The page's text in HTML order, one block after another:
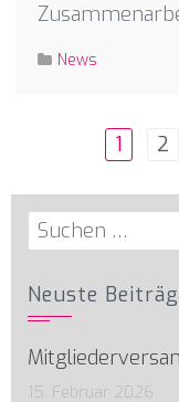
News
Beiträge
1 2
Suchen
Neuste
15. Februar 2026